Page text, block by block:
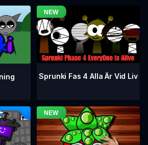
Sprunki Fas 4 Alla Är Vid Liv